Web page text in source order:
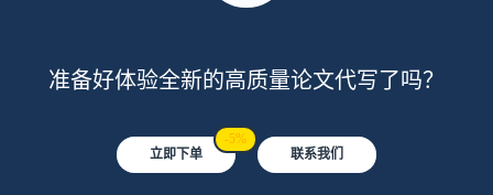
准备好体验全新的高质量论文代写了吗？
立即下单
-5%
联系我们